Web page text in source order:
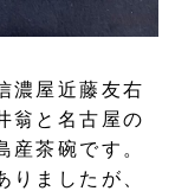
濃屋近藤友右
翁と名古屋の
産茶碗です。
りましたが、